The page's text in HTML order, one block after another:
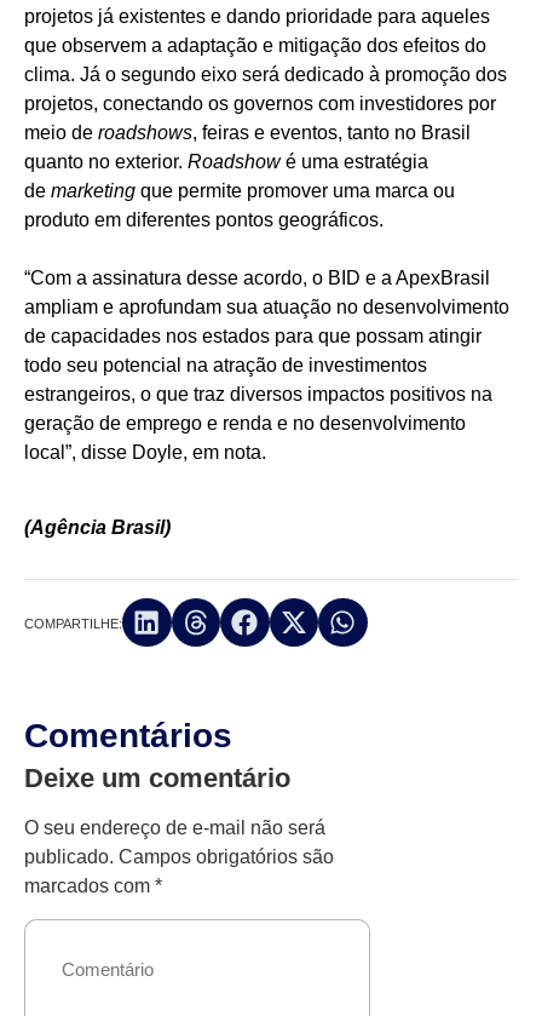
projetos já existentes e dando prioridade para aqueles
que observem a adaptação e mitigação dos efeitos do
clima. Já o segundo eixo será dedicado à promoção dos
projetos, conectando os governos com investidores por
meio de roadshows, feiras e eventos, tanto no Brasil
quanto no exterior. Roadshowé uma estratégia
de marketing que permite promover uma marca ou
produto em diferentes pontos geográficos.
“Com a assinatura desse acordo, o BID e a ApexBrasil
ampliam e aprofundam sua atuação no desenvolvimento
de capacidades nos estados para que possam atingir
todo seu potencial na atração de investimentos
estrangeiros, o que traz diversos impactos positivos na
geração de emprego e renda e no desenvolvimento
local”, disse Doyle, em nota.
(Agência Brasil)
COMPARTILHE:
Comentários
Deixe um comentário
O seu endereço de e-mail não será
publicado. Campos obrigatórios são
marcados com *